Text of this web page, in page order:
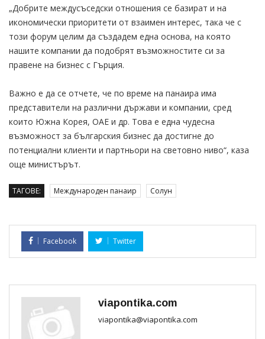
„Добрите междусъседски отношения се базират и на
икономически приоритети от взаимен интерес, така че с
този форум целим да създадем една основа, на която
нашите компании да подобрят възможностите си за
правене на бизнес с Гърция.
Важно е да се отчете, че по време на панаира има
представители на различни държави и компании, сред
които Южна Корея, ОАЕ и др. Това е една чудесна
възможност за българския бизнес да достигне до
потенциални клиенти и партньори на световно ниво“, каза
още министърът.
ТАГОВЕ: Международен панаир Солун
Facebook Twitter
viapontika.com
viapontika@viapontika.com